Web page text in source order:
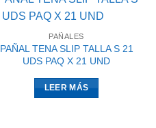
PAÑALES
PAÑAL TENA SLIP TALLA S 21
UDS PAQ X 21 UND
LEER MÁS